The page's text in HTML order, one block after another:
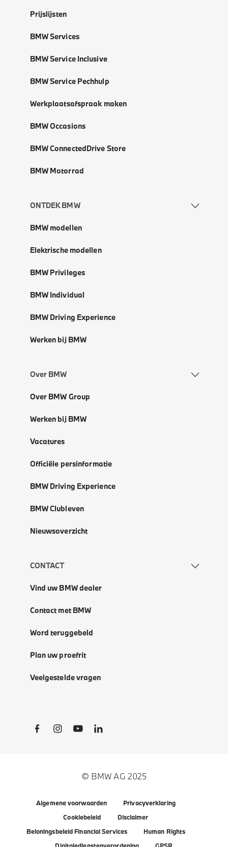
Prijslijsten
BMW Services
BMW Service Inclusive
BMW Service Pechhulp
Werkplaatsafspraak maken
BMW Occasions
BMW ConnectedDrive Store
BMW Motorrad
ONTDEK BMW
BMW modellen
Elektrische modellen
BMW Privileges
BMW Individual
BMW Driving Experience
Werken bij BMW
Over BMW
Over BMW Group
Werken bij BMW
Vacatures
Officiële persinformatie
BMW Driving Experience
BMW Clubleven
Nieuwsoverzicht
CONTACT
Vind uw BMW dealer
Contact met BMW
Word teruggebeld
Plan uw proefrit
Veelgestelde vragen
Social Links
© BMW AG 2025
Algemene voorwaarden
Privacyverklaring
Cookiebeleid
Disclaimer
Beloningsbeleid Financial Services
Human Rights